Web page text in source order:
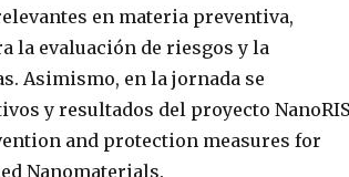
en materia preventiva,
la evaluación de riesgos y la
Asimismo, en la jornada se
y resultados del proyecto
and protection measures for
Nanomaterials.